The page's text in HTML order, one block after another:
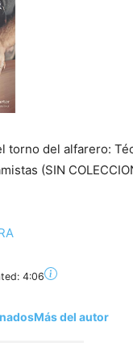
torno del alfarero:
(SIN
4:06
Más del autor